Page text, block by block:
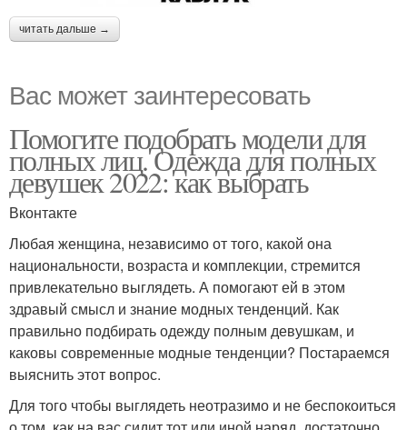
читать дальше →
Вас может заинтересовать
Помогите подобрать модели для
полных лиц. Одежда для полных
девушек 2022: как выбрать
Вконтакте
Любая женщина, независимо от того, какой она
национальности, возраста и комплекции, стремится
привлекательно выглядеть. А помогают ей в этом
здравый смысл и знание модных тенденций. Как
правильно подбирать одежду полным девушкам, и
каковы современные модные тенденции? Постараемся
выяснить этот вопрос.
Для того чтобы выглядеть неотразимо и не беспокоиться